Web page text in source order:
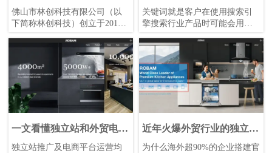
盘上百，单笔成交超10万的
秘诀！
佛山市林创科技有限公司（以
下简称林创科技）创立于2012
发、生产及销售。属行业龙头
企业，主营产品是手机信号放
大器，主要用于手机网络2G、
3G、4G、5G的通讯信号的改
善，产品可应用于隧道、山
区、厂房、办公室、家庭住
宅，目前已为全球超1亿用户提
供了信号覆盖质量提升的方
关键词优化引流效果最好？
关键词就是客户在使用搜索引
擎搜索行业产品时可能会用到
网站内容相关的词都可以作为
关键词。关键词的用处，用一
句话来概括就是：确定更多更
精准的目标人群流量。合适的
关键词可以提高网站的流量，
转化更多的客户。
一文看懂独立站和外贸电商
平台的区别
独立站推广及电商平台运营均
近年火爆外贸行业的独立站
如何布局？
为什么海外超90%的企业搭建官